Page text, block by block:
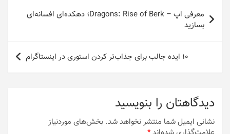
راهبری
نوشته
معرفی اپ – Dragons: Rise of Berk؛ دهکده‌ای افسانه‌ای
بسازید
۱۰ ایده جالب برای جذاب‌تر کردن استوری در اینستاگرام
دیدگاهتان را بنویسید
نشانی ایمیل شما منتشر نخواهد شد. بخش‌های موردنیاز